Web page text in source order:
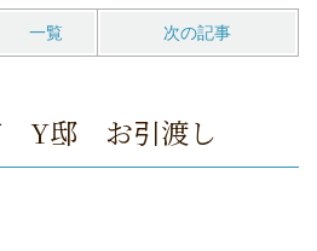
一覧 次の記事
Y邸 お引渡し